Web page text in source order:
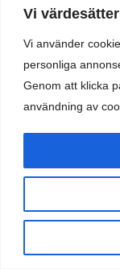
Vi
Vi använder
personliga
Genom att klicka
användning av
Vi använder
upplevelsen på
den här sidan